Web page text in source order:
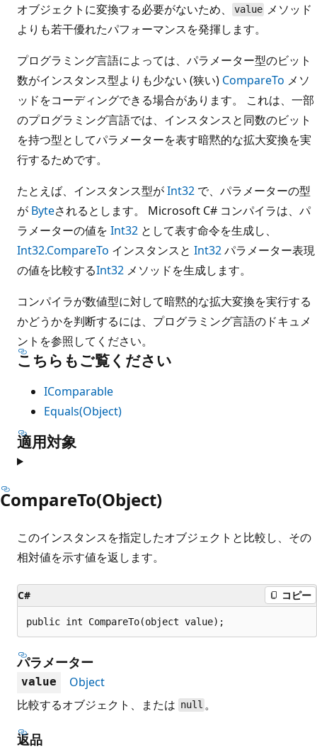
オブジェクトに変換する必要がないため、
value メソッド
よりも若干優れたパフォーマンスを発揮します。
プログラミング言語によっては、パラメーター型のビット
数がインスタンス型よりも少ない (狭い) CompareTo メソ
ッドをコーディングできる場合があります。 これは、一部
のプログラミング言語では、インスタンスと同数のビット
を持つ型としてパラメーターを表す暗黙的な拡大変換を実
行するためです。
たとえば、インスタンス型がInt32 で、パラメーターの型
が Byteされるとします。 Microsoft C# コンパイラは、パ
ラメーターの値を Int32 として表す命令を生成し、
Int32.CompareTo インスタンスと Int32パラメーター表現
の値を比較するInt32 メソッドを生成します。
コンパイラが数値型に対して暗黙的な拡大変換を実行する
かどうかを判断するには、プログラミング言語のドキュメ
ントを参照してください。
こちらもご覧ください
IComparable
Equals(Object)
適用対象
CompareTo(Object)
このインスタンスを指定したオブジェクトと比較し、その
相対値を示す値を返します。
C# コピー
public int CompareTo(object value);
パラメーター
value
Object
比較するオブジェクト、または null 。
返品